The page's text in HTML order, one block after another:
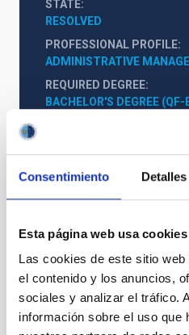
Consentimiento Detalles
Esta página web usa cookies
Las cookies de este sitio
el contenido y los anuncios,
sociales y analizar el tráfico.
información sobre el uso que
STATE
RESOLVED
PROFESSIONAL PROFILE
ADMINISTRATIVE
REQUIRED DEGREE
BACHELOR'S DEGREE
NO
PS-2022-087 BASES
ANEXO III SOLICITUD